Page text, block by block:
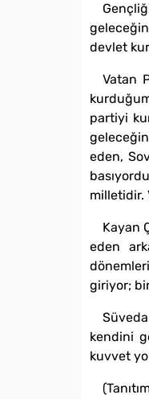
devlet
Vatan
partiyi
eden,
milletidir.
Kayan
eden
giriyor;
kendini
kuvvet